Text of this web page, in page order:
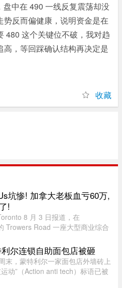
中在 490 一线反复震荡却没
反而偏健康，说明资金是在
480 这个关键位不破，我对趋
，等回踩确认结构再决定是
收藏
坑惨! 加拿大老板血亏60万,
!
8 月 3 日报道，在
Trowers Road 一座大型商业综合
元。“我们拥有最大规模的高端儿
车选择之一。”这 ...
尔连锁自助面包店被砸
末，蒙特利尔一家面包店外墙砖上
动”（Action anti tech）标语已被